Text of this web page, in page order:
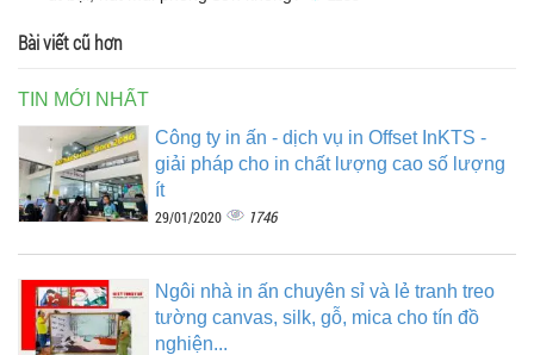
Bài viết cũ hơn
TIN MỚI NHẤT
Công ty in ấn - dịch vụ in Offset InKTS -
giải pháp cho in chất lượng cao số lượng
ít
29/01/2020 1746
Ngôi nhà in ấn chuyên sỉ và lẻ tranh treo
tường canvas, silk, gỗ, mica cho tín đồ
nghiện...